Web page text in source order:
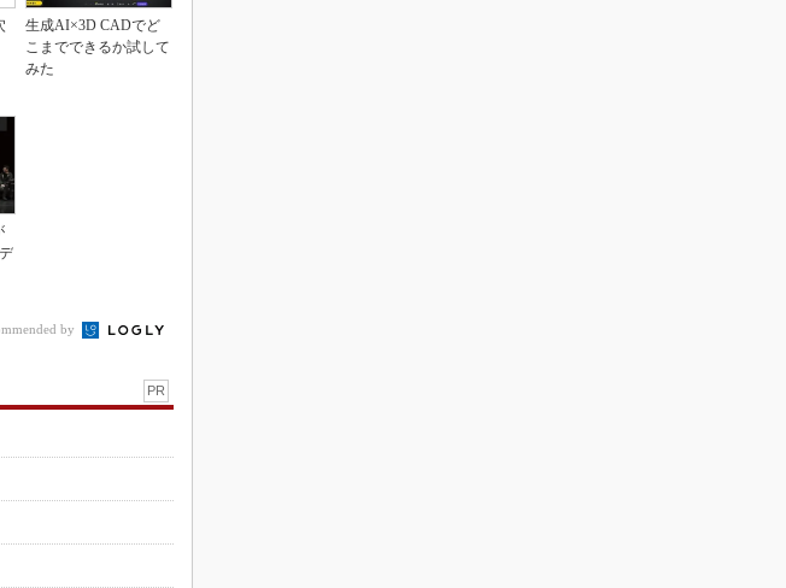
生成AI×3D CADでど
こまでできるか試して
みた
by
PR